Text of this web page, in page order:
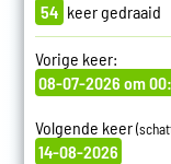
54 keer gedraaid
Vorige keer:
08-07-2026 om
Volgende keer
14-08-2026